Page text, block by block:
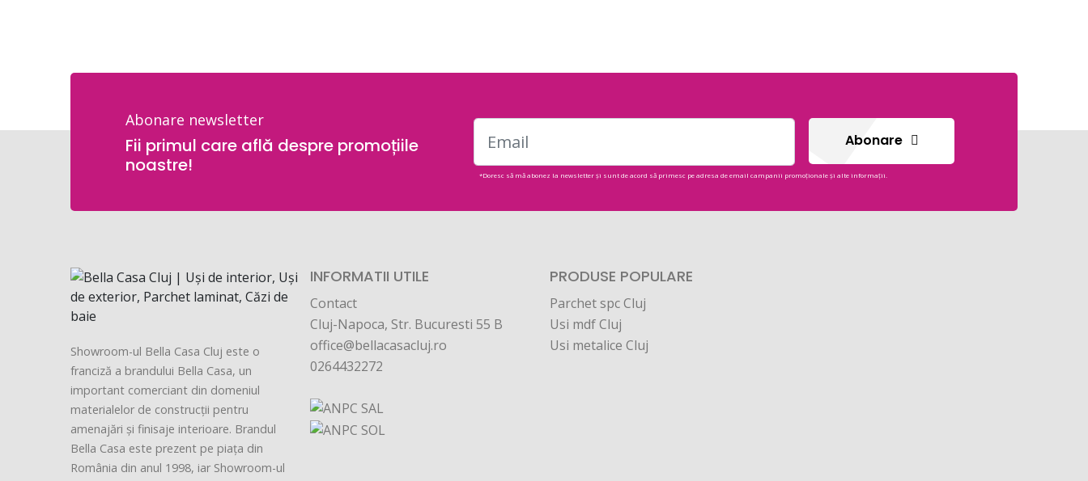
Abonare newsletter
Fii primul care află despre promoțiile
noastre!
Abonare
*Doresc să mă abonez la newsletter și sunt de acord să primesc pe adresa de email campanii promoționale și alte informații.
Showroom-ul Bella Casa Cluj este o
franciză a brandului Bella Casa, un
important comerciant din domeniul
materialelor de construcții pentru
amenajări și finisaje interioare. Brandul
Bella Casa este prezent pe piața din
România din anul 1998, iar Showroom-ul
INFORMATII UTILE
Contact
Cluj-Napoca, Str. Bucuresti 55 B
office@bellacasacluj.ro
0264432272
PRODUSE POPULARE
Parchet spc Cluj
Usi mdf Cluj
Usi metalice Cluj